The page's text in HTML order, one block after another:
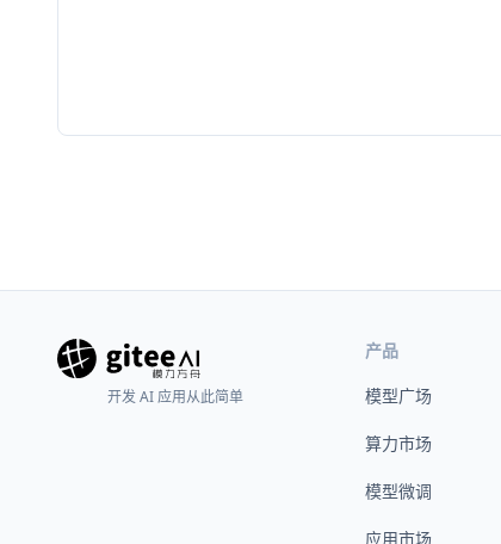
开发 AI 应用从此简单
产品
模型广场
算力市场
模型微调
应用市场